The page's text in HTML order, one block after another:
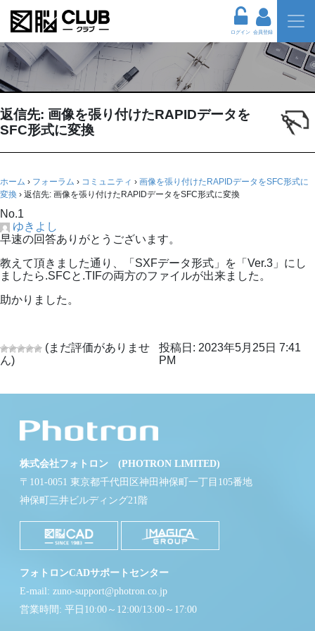
ログイン 会員登録
返信先: 画像を張り付けたRAPIDデータを
SFC形式に変換
ホーム › フォーラム › コミュニティ › 画像を張り付けたRAPIDデータをSFC形式に
変換 › 返信先: 画像を張り付けたRAPIDデータをSFC形式に変換
No.1
ゆきよし
早速の回答ありがとうございます。
教えて頂きました通り、「SXFデータ形式」を「Ver.3」にし
ましたら.SFCと.TIFの両方のファイルが出来ました。
助かりました。
(まだ評価がありませ
ん)
投稿日: 2023年5月25日 7:41
PM
株式会社フォトロン (PHOTRON LIMITED)
〒101-0051 東京都千代田区神田神保町一丁目105番地
神保町三井ビルディング21階
フォトロンCADサポートセンター
E-mail: zuno-support@photron.co.jp
営業時間: 平日10:00～12:00/13:00～17:00